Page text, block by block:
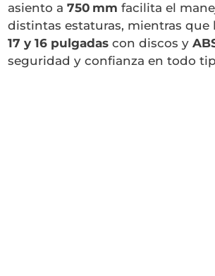
asiento a750 mm facilita el
distintas estaturas, mientras que
17 y 16 pulgadas con discos y
seguridad y confianza en todo